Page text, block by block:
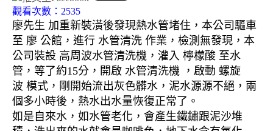
觀看次數：2535
廖先生 加重新裝潢後發現熱水管堵住，本公司驅車
至 廖 公館，進行 水管清洗 作業，檢測無發現，本
公司裝設 高周波水管清洗機，灌入 檸檬酸 至水
管，等了約15分，開啟 水管清洗機 ，啟動 螺旋
波 模式，剛開始流出灰色髒水，泥水源源不絕，兩
個多小時後，熱水出水量恢復正常了。
如是自來水，如水管老化，會產生鐵鏽跟泥沙堆